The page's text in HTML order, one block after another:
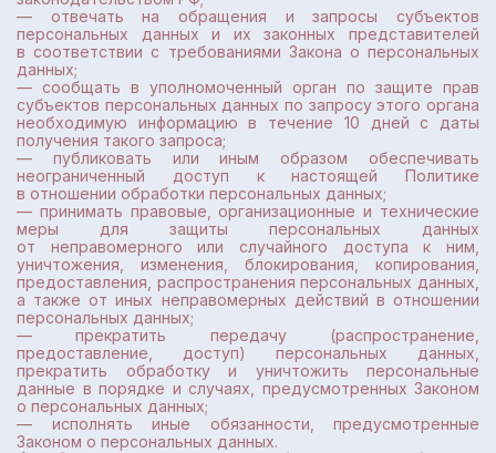
— отвечать на обращения и запросы субъектов
персональных данных и их законных представителей
в соответствии с требованиями Закона о персональных
данных;
— сообщать в уполномоченный орган по защите прав
субъектов персональных данных по запросу этого органа
необходимую информацию в течение 10 дней с даты
получения такого запроса;
— публиковать или иным образом обеспечивать
неограниченный доступ к настоящей Политике
в отношении обработки персональных данных;
— принимать правовые, организационные и технические
меры для защиты персональных данных
от неправомерного или случайного доступа к ним,
уничтожения, изменения, блокирования, копирования,
предоставления, распространения персональных данных,
а также от иных неправомерных действий в отношении
персональных данных;
— прекратить передачу (распространение,
предоставление, доступ) персональных данных,
прекратить обработку и уничтожить персональные
данные в порядке и случаях, предусмотренных Законом
о персональных данных;
— исполнять иные обязанности, предусмотренные
Законом о персональных данных.